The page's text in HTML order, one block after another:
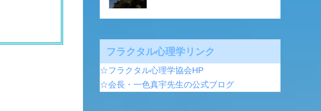
フラクタル心理学リンク
☆フラクタル心理学協会HP
☆会長・一色真宇先生の公式ブログ